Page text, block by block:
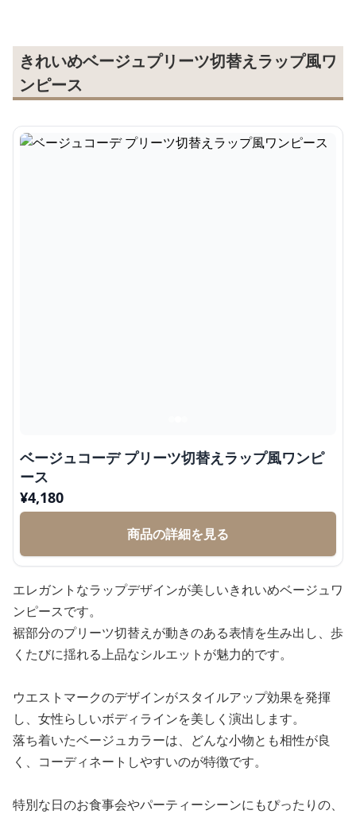
きれいめベージュプリーツ切替えラップ風ワ
ンピース
ベージュコーデ プリーツ切替えラップ風ワンピ
ース
¥4,180
商品の詳細を見る
エレガントなラップデザインが美しいきれいめベージュワ
ンピースです。
裾部分のプリーツ切替えが動きのある表情を生み出し、歩
くたびに揺れる上品なシルエットが魅力的です。
ウエストマークのデザインがスタイルアップ効果を発揮
し、女性らしいボディラインを美しく演出します。
落ち着いたベージュカラーは、どんな小物とも相性が良
く、コーディネートしやすいのが特徴です。
特別な日のお食事会やパーティーシーンにもぴったりの、